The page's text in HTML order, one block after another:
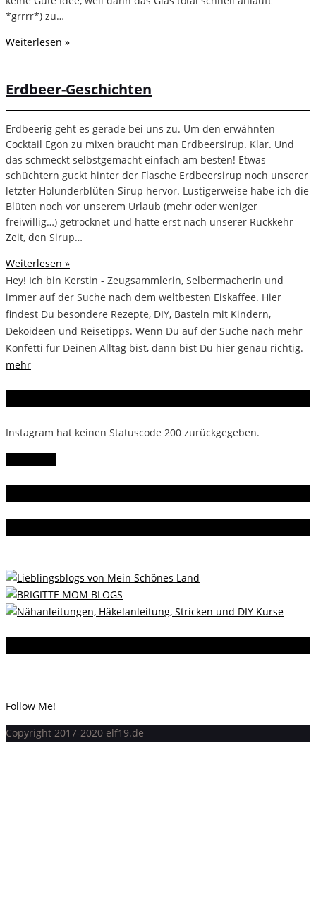
*grrrr*) zu…
Weiterlesen »
Erdbeer-Geschichten
Erdbeerig geht es gerade bei uns zu. Um den erwähnten
Cocktail Egon zu mixen braucht man Erdbeersirup. Klar. Und
das schmeckt selbstgemacht einfach am besten! Etwas
schüchtern guckt hinter der Flasche Erdbeersirup noch unserer
letzter Holunderblüten-Sirup hervor. Lustigerweise habe ich die
Blüten noch vor unserem Urlaub (mehr oder weniger
freiwillig…) getrocknet und hatte erst nach unserer Rückkehr
Zeit, den Sirup…
Weiterlesen »
Hey! Ich bin Kerstin - Zeugsammlerin, Selbermacherin und
immer auf der Suche nach dem weltbesten Eiskaffee. Hier
findest Du besondere Rezepte, DIY, Basteln mit Kindern,
Dekoideen und Reisetipps. Wenn Du auf der Suche nach mehr
Konfetti für Deinen Alltag bist, dann bist Du hier genau richtig.
mehr
Instagram hat keinen Statuscode 200 zurückgegeben.
Follow Me!
Copyright 2017-2020 elf19.de